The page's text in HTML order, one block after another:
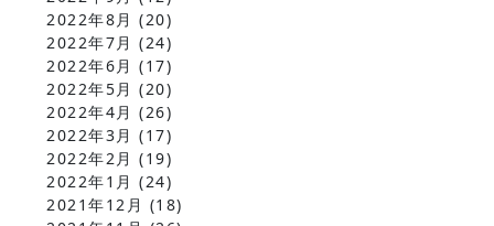
2022年8月 (20)
2022年7月 (24)
2022年6月 (17)
2022年5月 (20)
2022年4月 (26)
2022年3月 (17)
2022年2月 (19)
2022年1月 (24)
2021年12月 (18)